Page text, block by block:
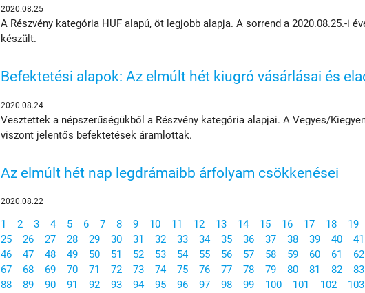
2020.08.25
A Részvény kategória HUF alapú, öt legjobb alapja. A sorrend a 2020.08.25.-i
készült.
Befektetési alapok: Az elmúlt hét kiugró vásárlásai és
2020.08.24
Vesztettek a népszerűségükből a Részvény kategória alapjai. A Vegyes/
viszont jelentős befektetések áramlottak.
Az elmúlt hét nap legdrámaibb árfolyam csökkenései
2020.08.22
1 2 3 4 5 6 7 8 9 10 11 12 13 14 15 16 17 18 19
25
26 27 28 29 30 31 32 33 34 35 36 37 38 39 40 41
46
47 48 49 50 51 52 53 54 55 56 57 58 59 60 61 62
67
68 69 70 71 72 73 74 75 76 77 78 79 80 81 82 83
88
89 90 91 92 93 94 95 96 97 98 99 100 101 102 103